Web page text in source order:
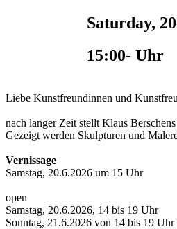
Saturday,
15:00- Uhr
Liebe Kunstfreundinnen und
nach langer Zeit stellt Klaus
Gezeigt werden Skulpturen und
Vernissage
Samstag, 20.6.2026 um 15 Uhr
open
Samstag, 20.6.2026, 14 bis 19 Uhr
Sonntag, 21.6.2026 von 14 bis 19 Uhr